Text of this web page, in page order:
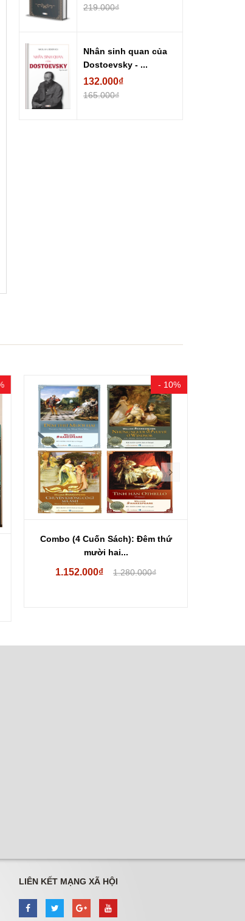
219.000₫
Nhân sinh quan của
Dostoevsky - ...
132.000₫
165.000₫
- 10%
Combo (4 Cuốn Sách): Đêm thứ
mười hai...
1.152.000₫ 1.280.000₫
LIÊN KẾT MẠNG XÃ HỘI